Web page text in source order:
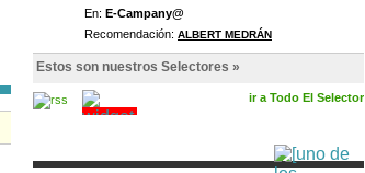
En: E-Campany@
Recomendación: ALBERT MEDRÁN
Estos son nuestros Selectores »
ir a Todo El Selector